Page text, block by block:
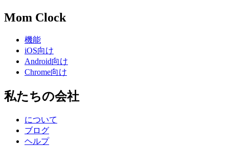
Mom Clock
機能
iOS向け
Android向け
Chrome向け
私たちの会社
について
ブログ
ヘルプ